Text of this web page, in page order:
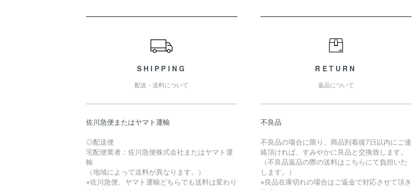
SHIPPING
配送・送料について
佐川急便またはヤマト運輸
◎配送便
宅配便業者：佐川急便株式会社またはヤマト運
輸
（地域によって送料が異なります。）
※佐川急便、ヤマト運輸どちらでも送料は変わり
RETURN
返品について
不良品
不良品の場合に限り、商品到着後7日以内にご連
絡頂ければ、すみやかに良品と交換致します。
（不良品返品の際の送料はこちらにて負担いた
します。）
※良品在庫切れの場合はご返金で対応させて頂き